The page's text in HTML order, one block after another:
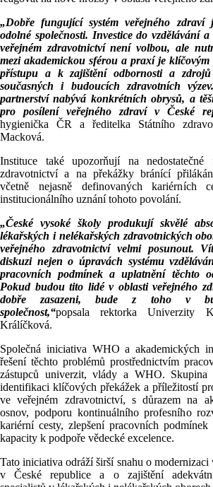
„Dobře fungující systém veřejného zdraví
odolné společnosti. Investice do vzdělávání
veřejném zdravotnictví není volbou, ale
mezi akademickou sférou a praxí je
přístupu a k zajištění odbornosti a
současných i budoucích zdravotních
partnerství nabývá konkrétních obrysů, a
pro posílení veřejného zdraví v České
hygienička ČR a ředitelka Státního
Macková.
Instituce také upozorňují na nedostatečné
zdravotnictví a na překážky bránící
včetně nejasně definovaných kariérních
institucionálního uznání tohoto povolání.
„České vysoké školy produkují skvělé
lékařských i nelékařských zdravotnických
veřejného zdravotnictví velmi posunout.
diskuzi nejen o úpravách systému
pracovních podmínek a uplatnění těchto
Pokud budou tito lidé v oblasti veřejného
dobře zasazeni, bude z toho v
společnost,“popsala rektorka Univerzity
Králíčková.
Společná iniciativa WHO a akademických
řešení těchto problémů prostřednictvím
zástupců univerzit, vlády a WHO. Skupina
identifikaci klíčových překážek a příležitostí
ve veřejném zdravotnictví, s důrazem na
osnov, podporu kontinuálního profesního
kariérní cesty, zlepšení pracovních
kapacity k podpoře vědecké excelence.
Tato iniciativa odráží širší snahu o
v České republice a o zajištění